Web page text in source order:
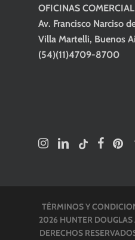
OFICINAS
Av. Francisco Narciso
Villa Martelli, Buenos
(54)(11)4709-8700
TÉRMINOS Y
2026 HUNTER
DERECHOS